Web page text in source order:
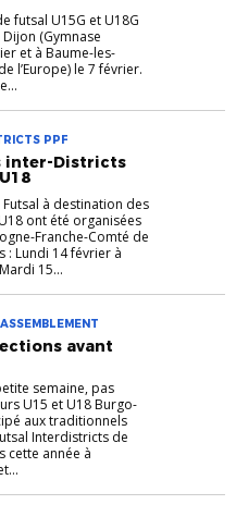
futsal U15G et U18G
(Gymnase
et à Baume-les-
l’Europe) le 7 février.
PPF
inter-Districts
à destination des
ont été organisées
Franche-Comté de
: Lundi 14 février à
15...
avant
semaine, pas
U15 et U18 Burgo-
aux traditionnels
Interdistricts de
cette année à